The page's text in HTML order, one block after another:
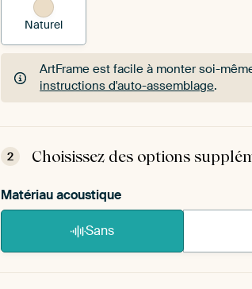
Naturel
ArtFrame est facile à monter soi-
instructions d'auto-assemblage.
ArtFrame est facile à monter soi-
2 Choisissez des options
Matériau acoustique
Sans